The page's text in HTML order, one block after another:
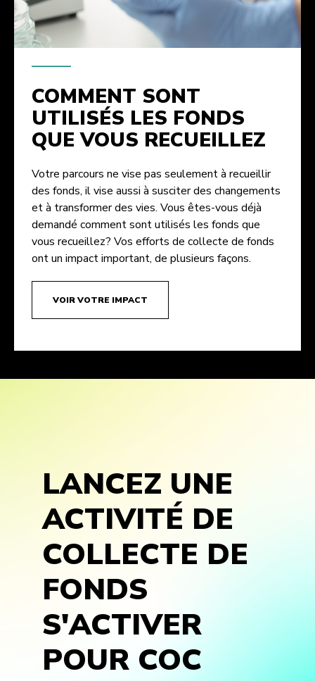
COMMENT SONT
UTILISÉS LES FONDS
QUE VOUS RECUEILLEZ
Votre parcours ne vise pas seulement à recueillir
des fonds, il vise aussi à susciter des changements
et à transformer des vies. Vous êtes-vous déjà
demandé comment sont utilisés les fonds que
vous recueillez? Vos efforts de collecte de fonds
ont un impact important, de plusieurs façons.
VOIR VOTRE IMPACT
LANCEZ UNE
ACTIVITÉ DE
COLLECTE DE
FONDS
S'ACTIVER
POUR COC